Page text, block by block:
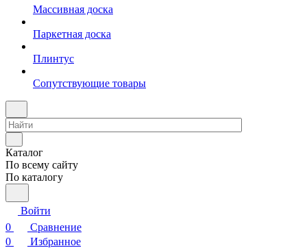
Массивная доска
Паркетная доска
Плинтус
Сопутствующие товары
Каталог
По всему сайту
По каталогу
Войти
0
Сравнение
0
Избранное